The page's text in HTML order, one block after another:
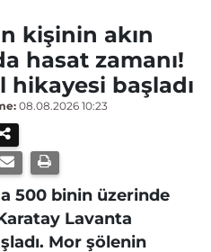
kişinin akın
hasat zamanı!
hikayesi başladı
08.08.2026 10:23
500 binin üzerinde
Lavanta
Mor şölenin